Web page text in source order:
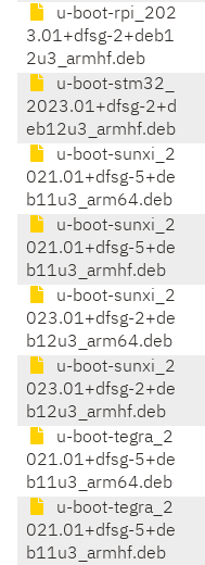
u-boot-rpi_202
3.01+dfsg-2+deb1
2u3_armhf.deb
u-boot-stm32_
2023.01+dfsg-2+d
eb12u3_armhf.deb
u-boot-sunxi_2
021.01+dfsg-5+de
b11u3_arm64.deb
u-boot-sunxi_2
021.01+dfsg-5+de
b11u3_armhf.deb
u-boot-sunxi_2
023.01+dfsg-2+de
b12u3_arm64.deb
u-boot-sunxi_2
023.01+dfsg-2+de
b12u3_armhf.deb
u-boot-tegra_2
021.01+dfsg-5+de
b11u3_arm64.deb
u-boot-tegra_2
021.01+dfsg-5+de
b11u3_armhf.deb